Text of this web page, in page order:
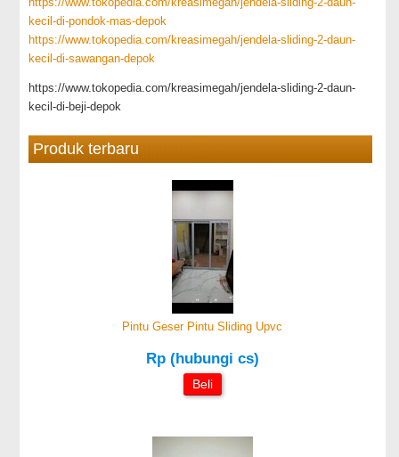
kecil-di-pondok-mas-depok
https://www.tokopedia.com/kreasimegah/jendela-sliding-2-daun-
kecil-di-sawangan-depok
https://www.tokopedia.com/kreasimegah/jendela-sliding-2-daun-
kecil-di-beji-depok
Produk terbaru
Pintu Geser Pintu Sliding Upvc
Rp (hubungi cs)
Beli